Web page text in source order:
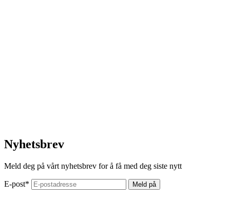
Nyhetsbrev
Meld deg på vårt nyhetsbrev for å få med deg siste nytt
E-post*